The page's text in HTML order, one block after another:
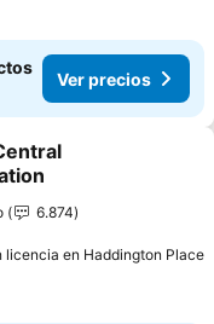
Ver precios
a favoritos
6.874
licencia en Haddington Place